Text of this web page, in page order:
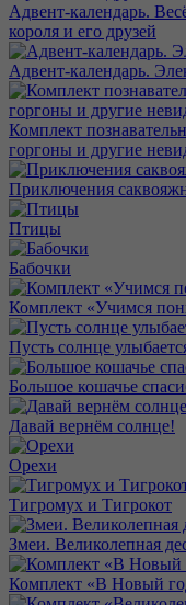
Адвент-календарь.
короля и его друзей
Адвент-календарь.
Комплект
горгоны и другие
Приключения
Птицы
Бабочки
Комплект «Учимся
Пусть солнце
Большое кошачье
Давай вернём солнце!
Орехи
Тигромух и Тигрокот
Змеи. Великолепная
Комплект «В Новый